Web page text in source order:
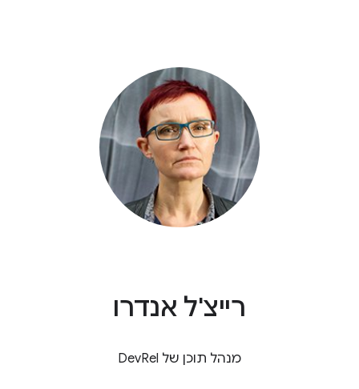
רייצ'ל אנדרו
מנהל תוכן של DevRel